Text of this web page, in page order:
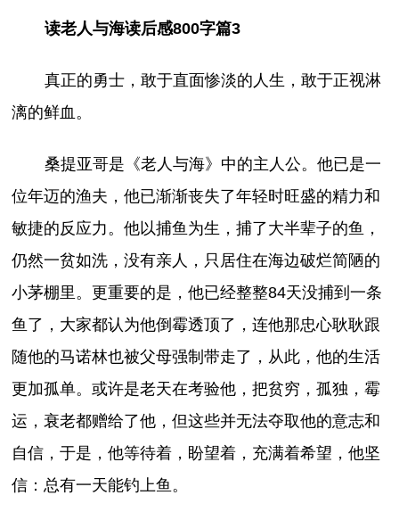
读老人与海读后感800字篇3
真正的勇士，敢于直面惨淡的人生，敢于正视淋
漓的鲜血。
桑提亚哥是《老人与海》中的主人公。他已是一
位年迈的渔夫，他已渐渐丧失了年轻时旺盛的精力和
敏捷的反应力。他以捕鱼为生，捕了大半辈子的鱼，
仍然一贫如洗，没有亲人，只居住在海边破烂简陋的
小茅棚里。更重要的是，他已经整整84天没捕到一条
鱼了，大家都认为他倒霉透顶了，连他那忠心耿耿跟
随他的马诺林也被父母强制带走了，从此，他的生活
更加孤单。或许是老天在考验他，把贫穷，孤独，霉
运，衰老都赠给了他，但这些并无法夺取他的意志和
自信，于是，他等待着，盼望着，充满着希望，他坚
信：总有一天能钓上鱼。